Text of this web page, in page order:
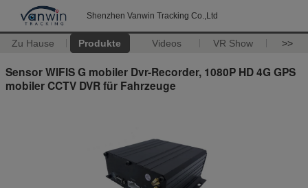
Shenzhen Vanwin Tracking Co.,Ltd
Zu Hause Produkte Videos VR Show >>
Sensor WIFIS G mobiler Dvr-Recorder, 1080P HD 4G GPS
mobiler CCTV DVR für Fahrzeuge